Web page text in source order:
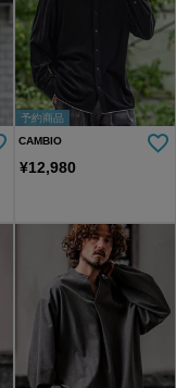
予約商品
CAMBIO
¥12,980